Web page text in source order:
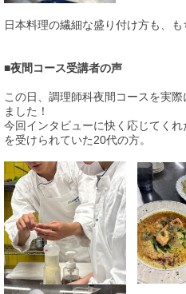
日本料理の繊細な盛り付け方も、も
■夜間コース受講者の声
この日、調理師科夜間コースを実
ました！
今回インタビューに快く応じてく
を受けられていた20代の方。